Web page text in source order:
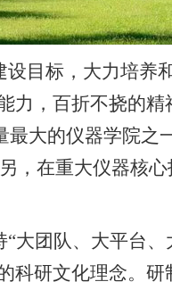
目标，大力培养
力，百折不挠的
最大的仪器学院之
，在重大仪器核
大团队、大平台
科研文化理念。